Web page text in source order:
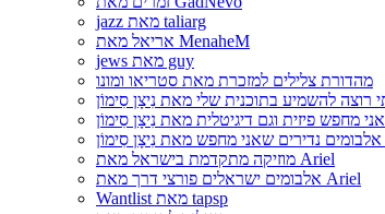
jazz מאת taliarg
אריאל מאת MenaheM
jews מאת guy
מהדורת צלילים למזכרת מאת סטריאו ומונו
מוזיקה מתקדמת בישראל מאת Ariel
אלבומים ישראלים פורצי דרך מאת Ariel
Wantlist מאת tapsp